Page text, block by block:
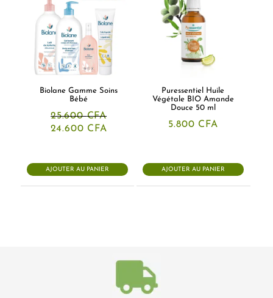
Biolane Gamme Soins
Bébé
25.600CFA
Le
25.600 CFA.
24.600 CFA
24.600 CFA.
AJOUTER AU PANIER
Puressentiel Huile
Végétale BIO Amande
Douce 50 ml
5.800 CFA
AJOUTER AU PANIER